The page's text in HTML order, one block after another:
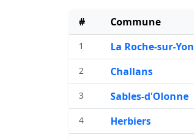
# Commune
1 La Roche-sur-Yon
2 Challans
3 Sables-d'Olonne
4 Herbiers